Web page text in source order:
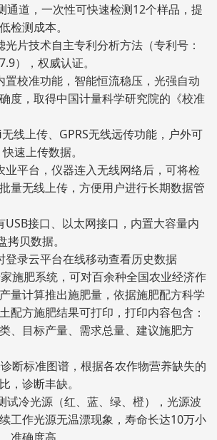
道，一次性可快速检测12个样品，提
检测成本。
片技术自主专利分析方法（专利号：
），权威认证。
校准功能，智能恒流稳压，光强自动
度，取得中国计量科学研究院的《校准
线上传、GPRS无线远传功能，户外可
速上传数据。
平台，仪器连入无线网络后，可将检
量无线上传，方便用户进行长期数据管
USB接口、以太网接口，内置大容量内
贝数据。
录云平台在线移动查看历史数据
施肥系统，可对百余种全国农业经济作
量计算推出施肥量，依据施肥配方科学
配方施肥结果可打印，打印内容包含：
、目标产量、需求总量、建议施肥方
断标准图谱，根据各农作物营养缺失的
，诊断丰缺。
冷光源（红、蓝、绿、橙），光源波
工作光源无温漂现象，寿命长达10万小